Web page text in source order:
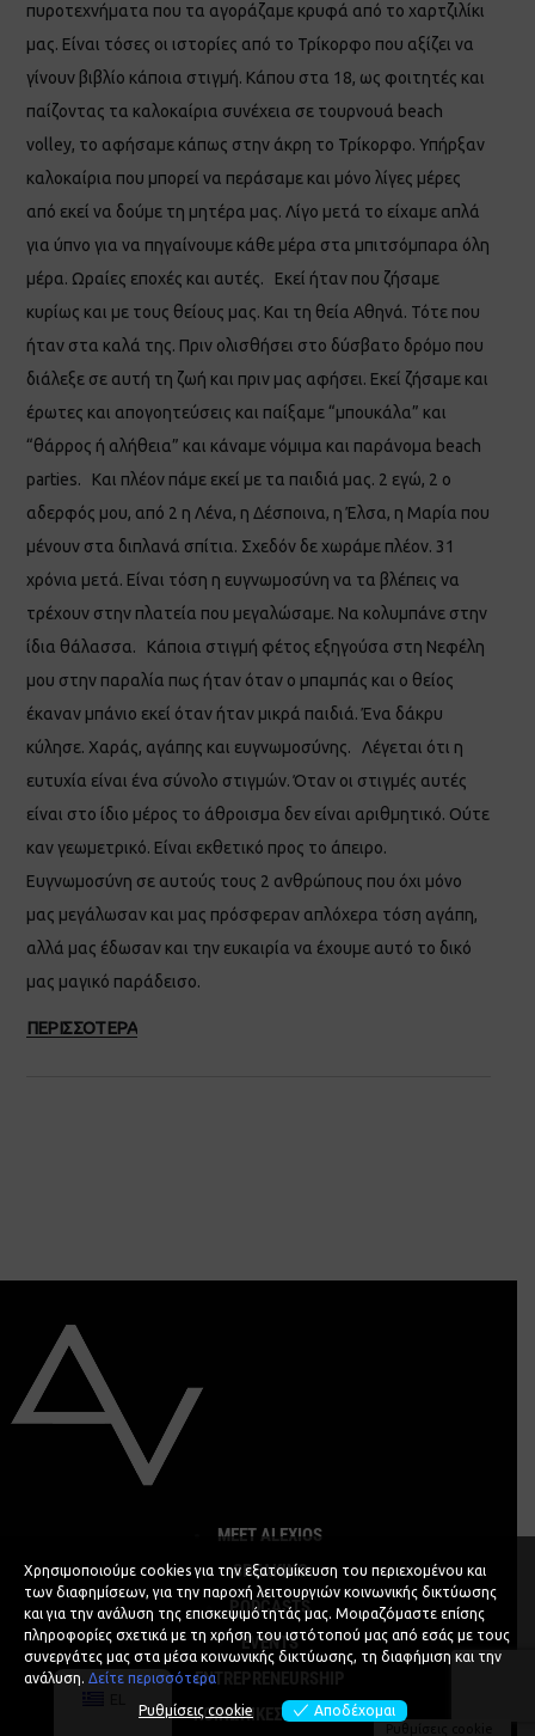
πυροτεχνήματα που τα αγοράζαμε κρυφά από το χαρτζιλίκι
μας. Είναι τόσες οι ιστορίες από το Τρίκορφο που αξίζει να
γίνουν βιβλίο κάποια στιγμή. Κάπου στα 18, ως φοιτητές και
παίζοντας τα καλοκαίρια συνέχεια σε τουρνουά beach
volley, το αφήσαμε κάπως στην άκρη το Τρίκορφο. Υπήρξαν
καλοκαίρια που μπορεί να περάσαμε και μόνο λίγες μέρες
από εκεί να δούμε τη μητέρα μας. Λίγο μετά το είχαμε απλά
για ύπνο για να πηγαίνουμε κάθε μέρα στα μπιτσόμπαρα όλη
μέρα. Ωραίες εποχές και αυτές. Εκεί ήταν που ζήσαμε
κυρίως και με τους θείους μας. Και τη θεία Αθηνά. Τότε που
ήταν στα καλά της. Πριν ολισθήσει στο δύσβατο δρόμο που
διάλεξε σε αυτή τη ζωή και πριν μας αφήσει. Εκεί ζήσαμε και
έρωτες και απογοητεύσεις και παίξαμε “μπουκάλα” και
“θάρρος ή αλήθεια” και κάναμε νόμιμα και παράνομα beach
parties. Και πλέον πάμε εκεί με τα παιδιά μας. 2 εγώ, 2 ο
αδερφός μου, από 2 η Λένα, η Δέσποινα, η Έλσα, η Μαρία που
μένουν στα διπλανά σπίτια. Σχεδόν δε χωράμε πλέον. 31
χρόνια μετά. Είναι τόση η ευγνωμοσύνη να τα βλέπεις να
τρέχουν στην πλατεία που μεγαλώσαμε. Να κολυμπάνε στην
ίδια θάλασσα. Κάποια στιγμή φέτος εξηγούσα στη Νεφέλη
μου στην παραλία πως ήταν όταν ο μπαμπάς και ο θείος
έκαναν μπάνιο εκεί όταν ήταν μικρά παιδιά. Ένα δάκρυ
κύλησε. Χαράς, αγάπης και ευγνωμοσύνης. Λέγεται ότι η
ευτυχία είναι ένα σύνολο στιγμών. Όταν οι στιγμές αυτές
είναι στο ίδιο μέρος το άθροισμα δεν είναι αριθμητικό. Ούτε
καν γεωμετρικό. Είναι εκθετικό προς το άπειρο.
Ευγνωμοσύνη σε αυτούς τους 2 ανθρώπους που όχι μόνο
μας μεγάλωσαν και μας πρόσφεραν απλόχερα τόση αγάπη,
αλλά μας έδωσαν και την ευκαιρία να έχουμε αυτό το δικό
μας μαγικό παράδεισο.
ΠΕΡΙΣΣΟΤΕΡΑ
MEET ALEXIOS
SPEAKING
PODCASTS
EVENTS
ENTREPRENEURSHIP
ΚΟΙΝΩΝΙΚΕΣ ΔΡΑΣΕΙΣ
Χρησιμοποιούμε cookies για την εξατομίκευση του περιεχομένου και
των διαφημίσεων, για την παροχή λειτουργιών κοινωνικής δικτύωσης
και για την ανάλυση της επισκεψιμότητάς μας. Μοιραζόμαστε επίσης
πληροφορίες σχετικά με τη χρήση του ιστότοπού μας από εσάς με τους
συνεργάτες μας στα μέσα κοινωνικής δικτύωσης, τη διαφήμιση και την
ανάλυση. Δείτε περισσότερα
Ρυθμίσεις cookie Αποδέχομαι